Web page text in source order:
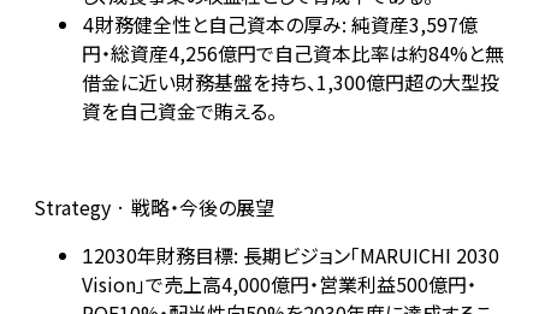
4財務健全性と自己資本の厚み: 純資産3,597億
円・総資産4,256億円で自己資本比率は約84%と無
借金に近い財務基盤を持ち、1,300億円超の大型投
資を自己資金で賄える。
Strategy · 戦略・今後の展望
12030年財務目標: 長期ビジョン「MARUICHI 2030
Vision」で売上高4,000億円・営業利益500億円・